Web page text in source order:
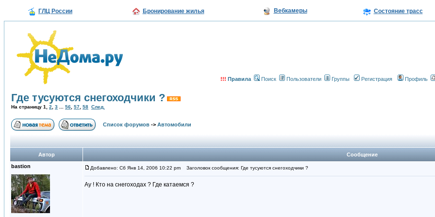
ГЛЦ России Бронирование жилья Вебкамеры Состояние трасс
!!! Правила Поиск Пользователи Группы Регистрация Профиль
Где тусуются снегоходчики ?
На страницу 1 2 3 56 57 58 След.
Список форумов -> Автомобили
Автор
Сообщение
bastion
Добавлено: Сб Янв 14, 2006 10:22 pm Заголовок сообщения: Где тусуются снегоходчики ?
Ау ! Кто на снегоходах ? Где катаемся ?